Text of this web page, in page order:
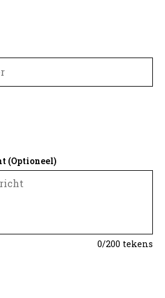
(Optioneel)
0/200 tekens